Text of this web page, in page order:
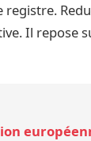
Il repose